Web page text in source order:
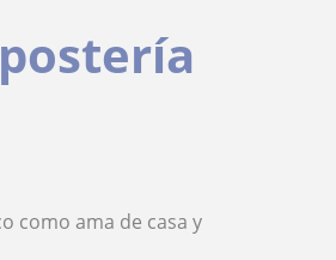
como ama de casa y